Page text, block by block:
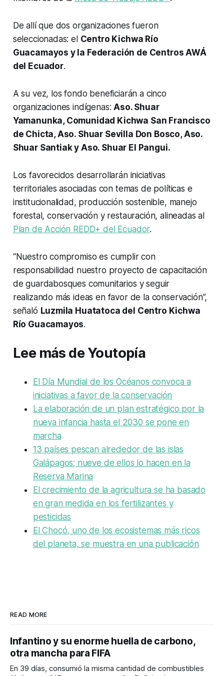
De allí que dos organizaciones fueron
seleccionadas: el Centro Kichwa Río
Guacamayos y la Federación de Centros AWÁ
del Ecuador.
A su vez, los fondo beneficiarán a cinco
organizaciones indígenas:Aso. Shuar
Yamanunka, Comunidad Kichwa San Francisco
de Chicta, Aso. Shuar Sevilla Don Bosco, Aso.
Shuar Santiak y Aso. Shuar El Pangui.
Los favorecidos desarrollarán iniciativas
territoriales asociadas con temas de políticas e
institucionalidad, producción sostenible, manejo
forestal, conservación y restauración, alineadas al
Plan de Acción REDD+ del Ecuador.
“Nuestro compromiso es cumplir con
responsabilidad nuestro proyecto de capacitación
de guardabosques comunitarios y seguir
realizando más ideas en favor de la conservación”,
señaló Luzmila Huatatoca del Centro Kichwa
Río Guacamayos.
Lee más de Youtopía
El Día Mundial de los Océanos convoca a
iniciativas a favor de la conservación
La elaboración de un plan estratégico por la
nueva infancia hasta el 2030 se pone en
marcha
13 países pescan alrededor de las islas
Galápagos; nueve de ellos lo hacen en la
Reserva Marina
El crecimiento de la agricultura se ha basado
en gran medida en los fertilizantes y
pesticidas
El Chocó, uno de los ecosistemas más ricos
del planeta, se muestra en una publicación
READ MORE
Infantino y su enorme huella de carbono,
otra mancha para FIFA
En 39 días, consumió la misma cantidad de combustibles